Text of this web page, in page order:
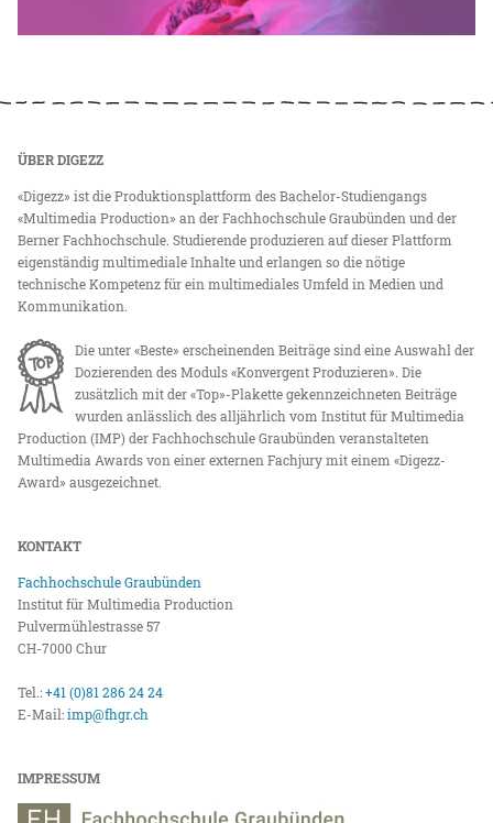
ÜBER DIGEZZ
«Digezz» ist die Produktionsplattform des Bachelor-Studiengangs
«Multimedia Production» an der Fachhochschule Graubünden und der
Berner Fachhochschule. Studierende produzieren auf dieser Plattform
eigenständig multimediale Inhalte und erlangen so die nötige
technische Kompetenz für ein multimediales Umfeld in Medien und
Kommunikation.
Die unter «Beste» erscheinenden Beiträge sind eine Auswahl der
Dozierenden des Moduls «Konvergent Produzieren». Die
zusätzlich mit der «Top»-Plakette gekennzeichneten Beiträge
wurden anlässlich des alljährlich vom Institut für Multimedia
Production (IMP) der Fachhochschule Graubünden veranstalteten
Multimedia Awards von einer externen Fachjury mit einem «Digezz-
Award» ausgezeichnet.
KONTAKT
Fachhochschule Graubünden
Institut für Multimedia Production
Pulvermühlestrasse 57
CH-7000 Chur
Tel.:+41 (0)81 286 24 24
E-Mail:imp@fhgr.ch
IMPRESSUM